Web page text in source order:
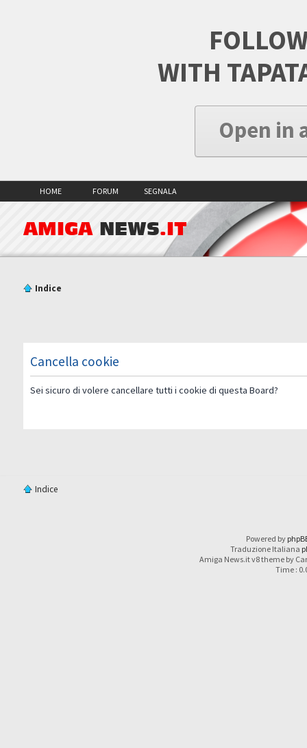
WITH
Open in
HOME FORUM SEGNALA
AMIGA NEWS.IT
Indice
Cancella cookie
Sei sicuro di volere cancellare tutti i cookie di questa Board?
Indice
Powered by
Traduzione Italiana
Amiga News.it v8 theme by
Time :